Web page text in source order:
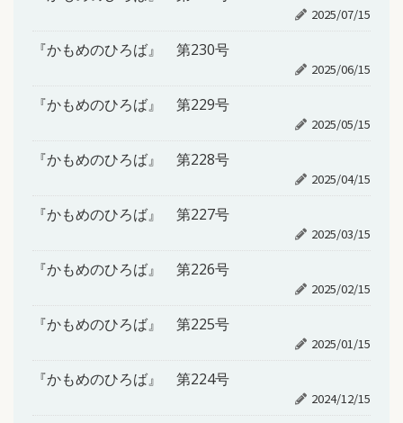
2025/07/15
『かもめのひろば』 第230号
2025/06/15
『かもめのひろば』 第229号
2025/05/15
『かもめのひろば』 第228号
2025/04/15
『かもめのひろば』 第227号
2025/03/15
『かもめのひろば』 第226号
2025/02/15
『かもめのひろば』 第225号
2025/01/15
『かもめのひろば』 第224号
2024/12/15